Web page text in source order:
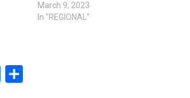
March 9, 2023
In "REGIONAL"
Messenger